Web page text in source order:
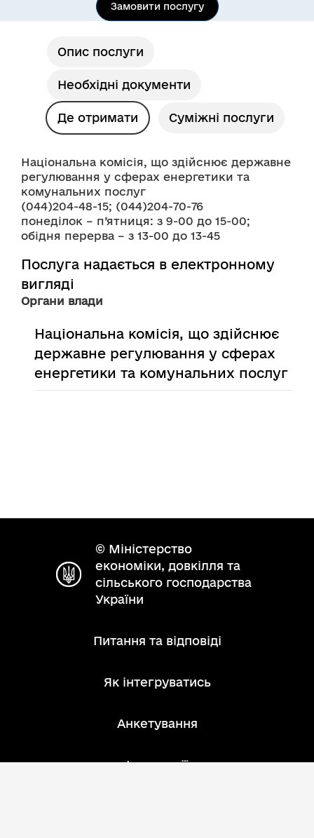
Замовити послугу
Опис послуги
Необхідні документи
Де отримати Суміжні послуги
Національна комісія, що здійснює державне
регулювання у сферах енергетики та
комунальних послуг
(044)204-48-15; (044)204-70-76
понеділок – п’ятниця: з 9-00 до 15-00;
обідня перерва – з 13-00 до 13-45
Послуга надається в електронному
вигляді
Органи влади
Національна комісія, що здійснює
державне регулювання у сферах
енергетики та комунальних послуг
© Міністерство
економіки, довкілля та
сільського господарства
України
Питання та відповіді
Як інтегруватись
Анкетування
Інструкції